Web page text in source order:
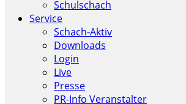
Schulschach
Service
Schach-Aktiv
Downloads
Login
Live
Presse
PR-Info Veranstalter